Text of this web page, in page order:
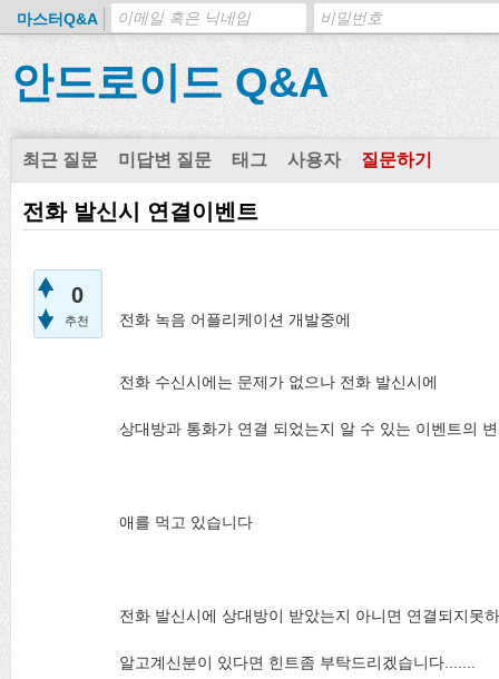
마스터Q&A
안드로이드 Q&A
최근 질문 미답변 질문 태그 사용자 질문하기
전화 발신시 연결이벤트
0
추천 전화 녹음 어플리케이션 개발중에
전화 수신시에는 문제가 없으나 전화 발신시에
상대방과 통화가 연결 되었는지 알 수 있는 이벤트의
애를 먹고 있습니다
전화 발신시에 상대방이 받았는지 아니면 연결되지못
알고계신분이 있다면 힌트좀 부탁드리겠습니다.......